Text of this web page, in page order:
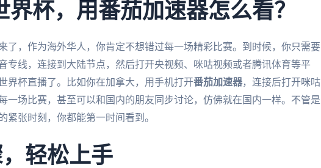
杯，用番茄加速器怎么看？
了，作为海外华人，你肯定不想错过每一场精彩比赛。到时候，你只需要
专线，连接到大陆节点，然后打开央视频、咪咕视频或者腾讯体育等平
界杯直播了。比如你在加拿大，用手机打开番茄加速器，连接后打开咪咕
一场比赛，甚至可以和国内的朋友同步讨论，仿佛就在国内一样。不管是
紧张时刻，你都能第一时间看到。
轻松上手